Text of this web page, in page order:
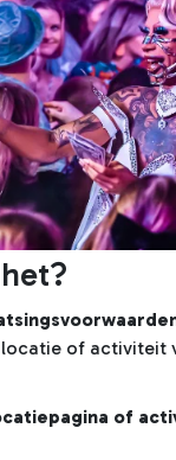
of activiteit
of